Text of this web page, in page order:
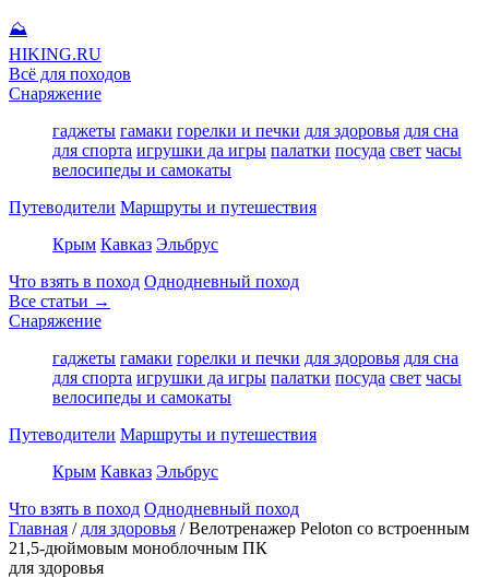
⛰
HIKING.RU
Всё для походов
Снаряжение
гаджеты гамаки горелки и печки для здоровья для сна
для спорта игрушки да игры палатки посуда свет часы
велосипеды и самокаты
Путеводители Маршруты и путешествия
Крым Кавказ Эльбрус
Что взять в поход Однодневный поход
Все статьи →
Снаряжение
гаджеты гамаки горелки и печки для здоровья для сна
для спорта игрушки да игры палатки посуда свет часы
велосипеды и самокаты
Путеводители Маршруты и путешествия
Крым Кавказ Эльбрус
Что взять в поход Однодневный поход
Главная / для здоровья / Велотренажер Peloton со встроенным
21,5-дюймовым моноблочным ПК
для здоровья